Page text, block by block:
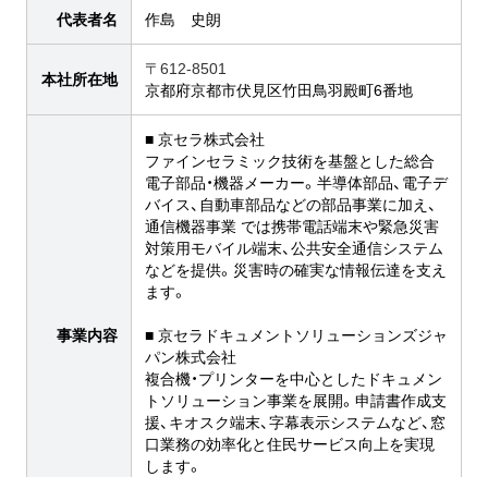
代表者名 作島 史朗
本社所在地
〒612-8501
京都府京都市伏見区竹田鳥羽殿町6番地
事業内容
■ 京セラ株式会社
ファインセラミック技術を基盤とした総合
電子部品・機器メーカー。半導体部品、電子デ
バイス、自動車部品などの部品事業に加え、
通信機器事業 では携帯電話端末や緊急災害
対策用モバイル端末、公共安全通信システム
などを提供。災害時の確実な情報伝達を支え
ます。
■ 京セラドキュメントソリューションズジャ
パン株式会社
複合機・プリンターを中心としたドキュメン
トソリューション事業を展開。申請書作成支
援、キオスク端末、字幕表示システムなど、窓
口業務の効率化と住民サービス向上を実現
します。